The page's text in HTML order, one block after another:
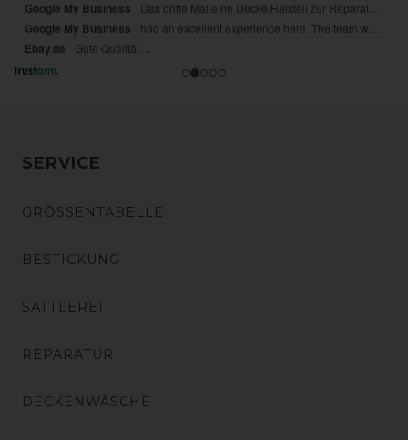
SERVICE
GRÖSSENTABELLE
BESTICKUNG
SATTLEREI
REPARATUR
DECKENWÄSCHE